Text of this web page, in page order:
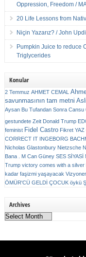
Oppression, Freedom /
20 Life Lessons from
Niçin Yazarız? / John
Pumpkin Juice to reduce
Triglycerides
Konular
2 Temmuz AHMET CEMAL
savunmasının tam metni
Aysan Bu Tufandan Sonra Cansu
gestundete Zeit Donald Trump
feminist Fidel Castro Fikret YAZ
CORRECT IT INGEBORG
Nicholas Glastonbury Nietzsche
Bana . M Can Güney SES SİYASİ
Trump victory comes with a silver
kadar faşizmi yaşayacak Vizyoner
ÖMÜR'CÜ GELDİ ÇOCUK öykü
Archives
Archives